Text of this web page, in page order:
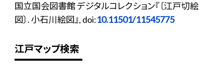
国立国会図書館 デジタルコレクション『〔江戸切絵
図〕. 小石川絵図』, doi:10.11501/11545775
江戸マップ検索